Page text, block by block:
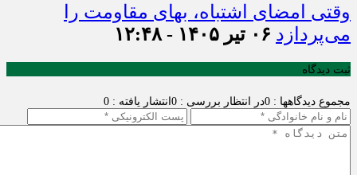
وقتی امضای اشتباه، بهای مقاومت را
می‌پردازد ۰۶ تیر ۱۴۰۵ - ۱۲:۴۸
ثبت دیدگاه
مجموع دیدگاهها : 0 در انتظار بررسی : 0 انتشار یافته : 0